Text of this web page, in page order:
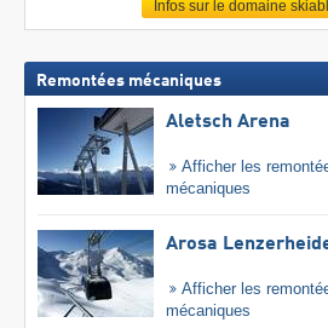
Infos sur le domaine
Remontées mécaniques
Aletsch Arena
Afficher les
mécaniques
Arosa
Afficher les
mécaniques